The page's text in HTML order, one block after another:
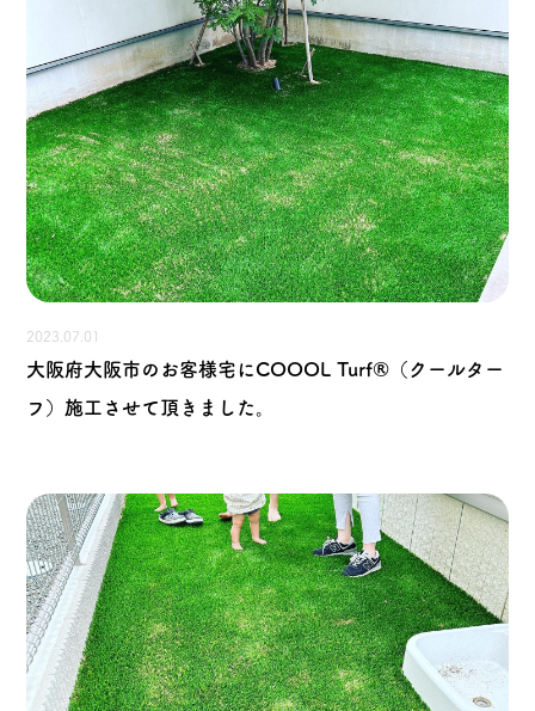
2023.07.01
大阪府大阪市のお客様宅にCOOOL Turf®（クールター
フ）施工させて頂きました。